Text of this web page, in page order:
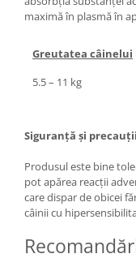
maximă în plasmă în
Greutatea câinelui
5.5 – 11 kg
Siguranță și precauții
Produsul este bine
pot apărea reacții
care dispar de obicei
câinii cu